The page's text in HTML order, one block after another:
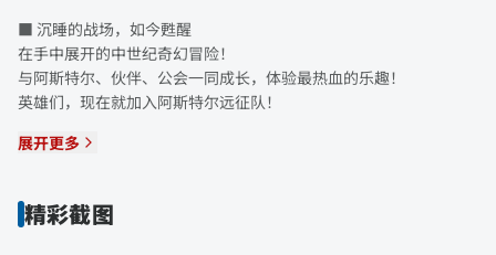
■ 沉睡的战场，如今甦醒
在手中展开的中世纪奇幻冒险！
与阿斯特尔、伙伴、公会一同成长，体验最热血的乐趣！
英雄们，现在就加入阿斯特尔远征队！
展开更多
精彩截图